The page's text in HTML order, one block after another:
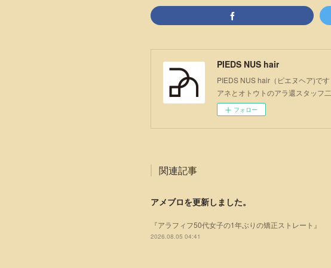
PIEDS NUS hair
PIEDS NUS hair（ピエヌヘア)で
アネとオトウトのアラ還スタッフ
フォロー
関連記事
アメブロを更新しました。
『アラフィフ50代女子の1年ぶりの矯正ストレート』
2026.08.05 04:41